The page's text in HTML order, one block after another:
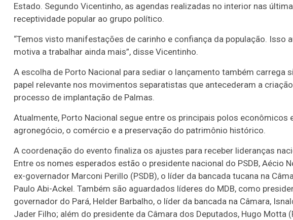
Estado. Segundo Vicentinho, as agendas realizadas no interior nas
receptividade popular ao grupo político.
“Temos visto manifestações de carinho e confiança da população. Isso
motiva a trabalhar ainda mais”, disse Vicentinho.
A escolha de Porto Nacional para sediar o lançamento também
papel relevante nos movimentos separatistas que antecederam a
processo de implantação de Palmas.
Atualmente, Porto Nacional segue entre os principais polos
agronegócio, o comércio e a preservação do patrimônio histórico.
A coordenação do evento finaliza os ajustes para receber lideranças
Entre os nomes esperados estão o presidente nacional do PSDB, Aécio
ex-governador Marconi Perillo (PSDB), o líder da bancada tucana na
Paulo Abi-Ackel. Também são aguardados líderes do MDB, como
governador do Pará, Helder Barbalho, o líder da bancada na Câmara,
Jader Filho; além do presidente da Câmara dos Deputados, Hugo Motta